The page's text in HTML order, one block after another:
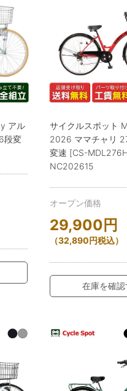
アル
段変
サイクルスポット
2026 ママチャリ
変速 [CS-
NC202615
オープン価格
29,900 円
（32,890円税込）
在庫を確認